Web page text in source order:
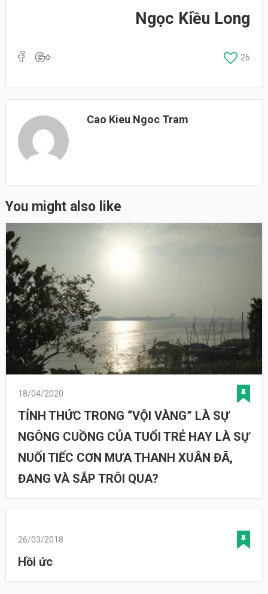
Ngọc Kiều Long
26
Cao Kieu Ngoc Tram
You might also like
18/04/2020
TỈNH THỨC TRONG “VỘI VÀNG” LÀ SỰ
NGÔNG CUỒNG CỦA TUỔI TRẺ HAY LÀ SỰ
NUỐI TIẾC CƠN MƯA THANH XUÂN ĐÃ,
ĐANG VÀ SẮP TRÔI QUA?
26/03/2018
Hồi ức